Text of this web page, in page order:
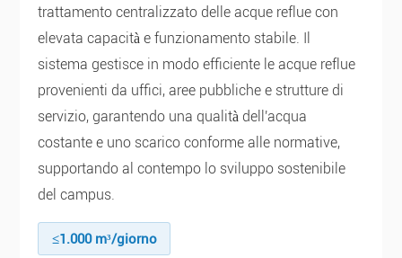
trattamento centralizzato delle acque reflue con
elevata capacità e funzionamento stabile. Il
sistema gestisce in modo efficiente le acque reflue
provenienti da uffici, aree pubbliche e strutture di
servizio, garantendo una qualità dell'acqua
costante e uno scarico conforme alle normative,
supportando al contempo lo sviluppo sostenibile
del campus.
≤1.000 m³/giorno